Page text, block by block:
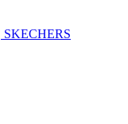
SKECHERS